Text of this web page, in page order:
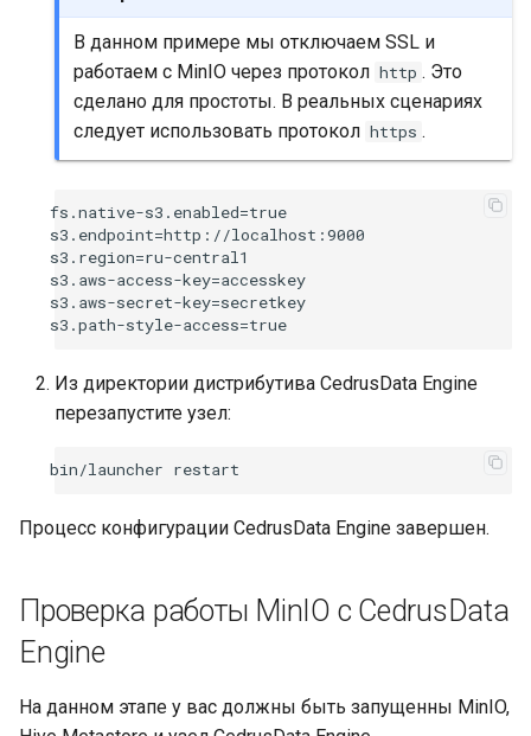
В данном примере мы отключаем SSL и
работаем с MinIO через протокол http . Это
сделано для простоты. В реальных сценариях
следует использовать протокол https .
fs.native-s3.enabled=true
s3.endpoint=http://localhost:9000
s3.region=ru-central1
s3.aws-access-key=accesskey
s3.aws-secret-key=secretkey
Из директории дистрибутива CedrusData Engine
перезапустите узел:
bin/launcher
Процесс конфигурации CedrusData Engine завершен.
Проверка работы MinIO с CedrusData
Engine
На данном этапе у вас должны быть запущенны MinIO,